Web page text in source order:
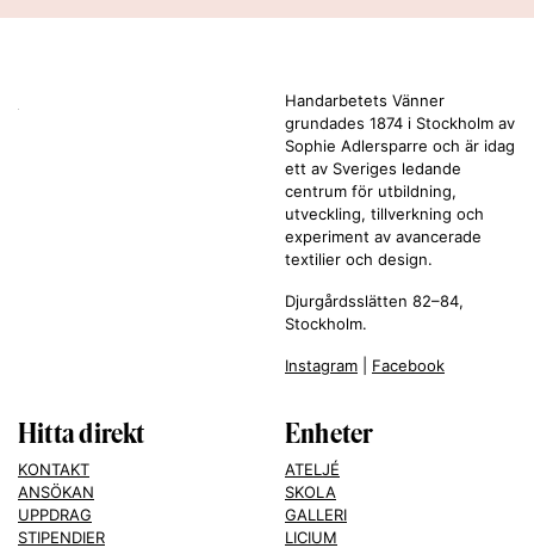
Handarbetets Vänner
grundades 1874 i Stockholm av
Sophie Adlersparre och är idag
ett av Sveriges ledande
centrum för utbildning,
utveckling, tillverkning och
experiment av avancerade
textilier och design.
Djurgårdsslätten 82–84,
Stockholm.
Instagram Facebook
Hitta direkt
KONTAKT
ANSÖKAN
UPPDRAG
STIPENDIER
Enheter
ATELJÉ
SKOLA
GALLERI
LICIUM